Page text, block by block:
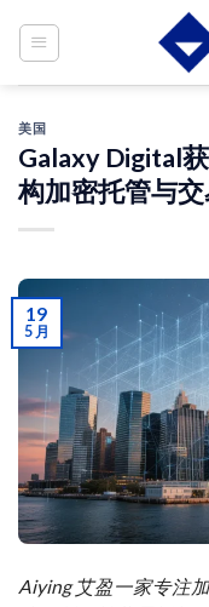
美国
Galaxy Digital
构加密托管与
19
5 月
Aiying 艾盈一家专注